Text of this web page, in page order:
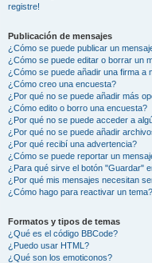
registre!
Publicación de mensajes
¿Cómo se puede publicar un
¿Cómo se puede editar o borrar un
¿Cómo se puede añadir una firma a
¿Cómo creo una encuesta?
¿Por qué no se puede añadir más
¿Cómo edito o borro una encuesta?
¿Por qué no se puede acceder a
¿Por qué no se puede añadir
¿Por qué recibí una advertencia?
¿Cómo se puede reportar un
¿Para qué sirve el botón "Guardar"
¿Por qué mis mensajes necesitan
¿Cómo hago para reactivar un tema?
Formatos y tipos de temas
¿Qué es el código BBCode?
¿Puedo usar HTML?
¿Qué son los emoticonos?